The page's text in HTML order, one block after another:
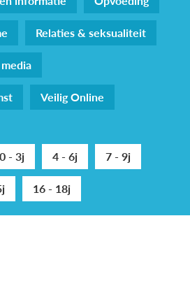
Relaties & seksualiteit
Veilig Online
0 - 3j 4 - 6j
7 - 9j
16 - 18j